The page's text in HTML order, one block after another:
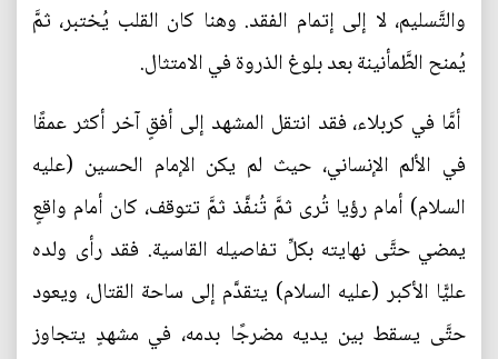
والتَّسليم، لا إلى إتمام الفقد. وهنا كان القلب يُختبر، ثمَّ
يُمنح الطَّمأنينة بعد بلوغ الذروة في الامتثال.
أمَّا في كربلاء، فقد انتقل المشهد إلى أفقٍ آخر أكثر عمقًا
في الألم الإنساني، حيث لم يكن الإمام الحسين (عليه
السلام) أمام رؤيا تُرى ثمَّ تُنفَّذ ثمَّ تتوقف، كان أمام واقعٍ
يمضي حتَّى نهايته بكلِّ تفاصيله القاسية. فقد رأى ولده
عليًّا الأكبر (عليه السلام) يتقدَّم إلى ساحة القتال، ويعود
حتَّى يسقط بين يديه مضرجًا بدمه، في مشهدٍ يتجاوز